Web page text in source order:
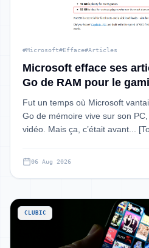
#Microsoft#Efface#Articles
Microsoft efface ses
Go de RAM pour le
Fut un temps où Microsoft
Go de mémoire vive sur son
vidéo. Mais ça, c’était avant...
06 Aug 2026
CLUBIC